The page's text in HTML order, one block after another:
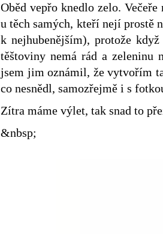
Oběd vepřo knedlo zelo.
u těch samých, kteří nejí prostě
k nejhubenějším), protože
těštoviny nemá rád a zeleninu
jsem jim oznámil, že vytvořím
co nesnědl, samozřejmě i s
Zítra máme výlet, tak snad to
&nbsp;